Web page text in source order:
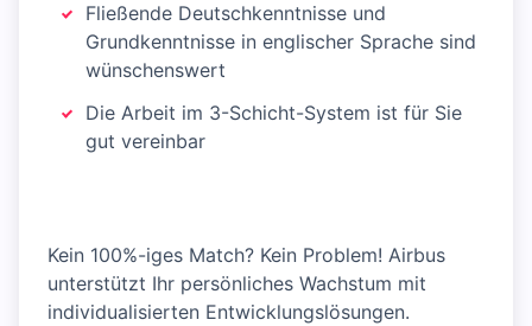
Fließende Deutschkenntnisse und
Grundkenntnisse in englischer Sprache sind
wünschenswert
Die Arbeit im 3-Schicht-System ist für Sie
gut vereinbar
Kein 100%-iges Match? Kein Problem! Airbus
unterstützt Ihr persönliches Wachstum mit
individualisierten Entwicklungslösungen.